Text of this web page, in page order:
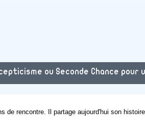
ou Seconde Chance pour
rencontre. Il partage aujourd'hui son